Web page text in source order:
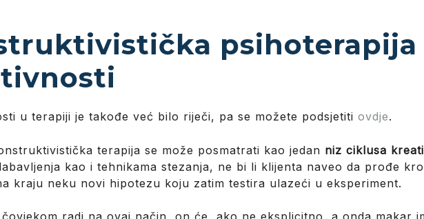
psihoterapija
u terapiji je takođe već bilo riječi, pa se možete podsjetiti ovdje.
terapija se može posmatrati kao jedan niz ciklusa
kao i tehnikama stezanja, ne bi li klijenta naveo da prođe
kraju neku novi hipotezu koju zatim testira ulazeći u eksperiment.
čovjekom radi na ovaj način, on će, ako ne eksplicitno, a onda makar